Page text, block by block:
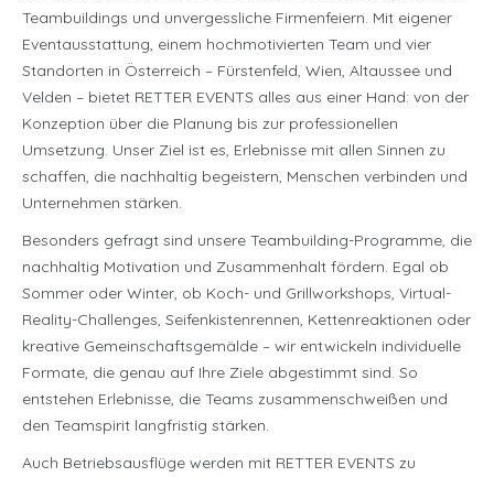
Teambuildings und unvergessliche Firmenfeiern. Mit eigener
Eventausstattung, einem hochmotivierten Team und vier
Standorten in Österreich – Fürstenfeld, Wien, Altaussee und
Velden – bietet RETTER EVENTS alles aus einer Hand: von der
Konzeption über die Planung bis zur professionellen
Umsetzung. Unser Ziel ist es, Erlebnisse mit allen Sinnen zu
schaffen, die nachhaltig begeistern, Menschen verbinden und
Unternehmen stärken.
Besonders gefragt sind unsere Teambuilding-Programme, die
nachhaltig Motivation und Zusammenhalt fördern. Egal ob
Sommer oder Winter, ob Koch- und Grillworkshops, Virtual-
Reality-Challenges, Seifenkistenrennen, Kettenreaktionen oder
kreative Gemeinschaftsgemälde – wir entwickeln individuelle
Formate, die genau auf Ihre Ziele abgestimmt sind. So
entstehen Erlebnisse, die Teams zusammenschweißen und
den Teamspirit langfristig stärken.
Auch Betriebsausflüge werden mit RETTER EVENTS zu